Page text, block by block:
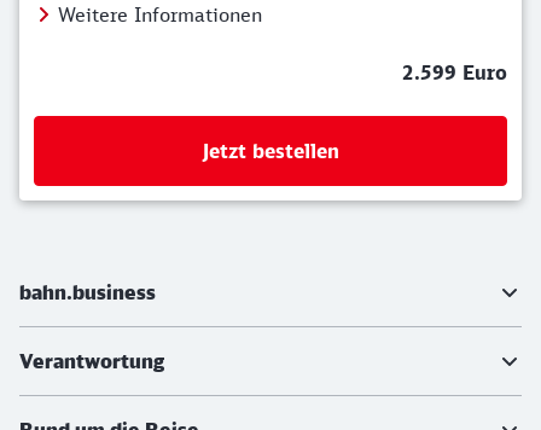
Weitere Informationen
2.599 Euro
Jetzt bestellen
bahn.business
Verantwortung